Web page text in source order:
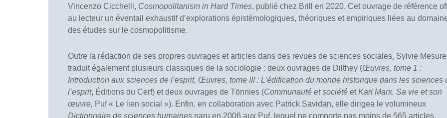
Vincenzo Cicchelli, Cosmopolitanism in Hard Times, publié chez Brill en 2020. Cet ouvrage de référence
au lecteur un éventail exhaustif d’explorations épistémologiques, théoriques et empiriques liées au
des études sur le cosmopolitisme.
Outre la rédaction de ses propres ouvrages et articles dans des revues de sciences sociales, Sylvie
traduit également plusieurs classiques de la sociologie : deux ouvrages de Dilthey (Œuvres, tome 1 :
Introduction aux sciences de l’esprit, Œuvres, tome III : L’édification du monde historique dans les sciences
l’esprit, Éditions du Cerf) et deux ouvrages de Tönnies (Communauté et société etKarl Marx. Sa vie et son
œuvre, Puf « Le lien social »). Enfin, en collaboration avec Patrick Savidan, elle dirigea le volumineux
Dictionnaire de sciences humaines paru en 2006 aux Puf, lequel ne comporte pas moins de 565 articles,